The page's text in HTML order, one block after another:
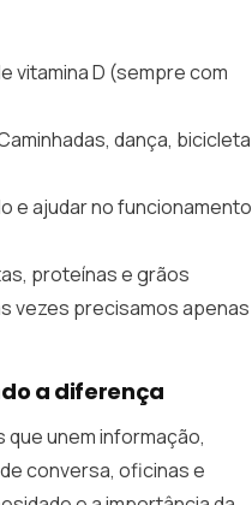
vitamina D (sempre com
dança, bicicleta
e ajudar no funcionamento
proteínas e grãos
vezes precisamos apenas
a diferença
unem informação,
conversa, oficinas e